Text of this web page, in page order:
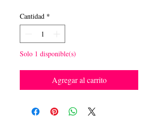
Cantidad *
Solo 1 disponible(s)
Agregar al carrito